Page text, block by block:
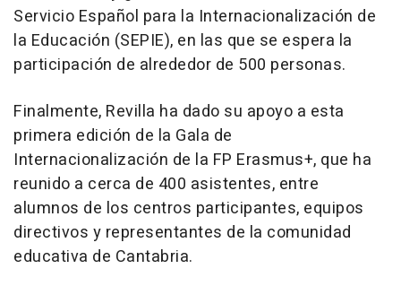
Servicio Español para la Internacionalización de
la Educación (SEPIE), en las que se espera la
participación de alrededor de 500 personas.
Finalmente, Revilla ha dado su apoyo a esta
primera edición de la Gala de
Internacionalización de la FP Erasmus+, que ha
reunido a cerca de 400 asistentes, entre
alumnos de los centros participantes, equipos
directivos y representantes de la comunidad
educativa de Cantabria.